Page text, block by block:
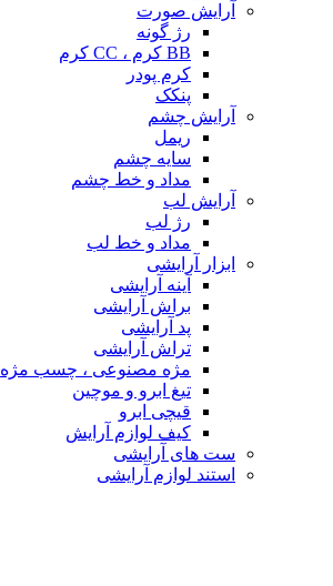
آرایش صورت
رژ گونه
BB کرم ، CC کرم
کرم پودر
پنکک
آرایش چشم
ریمل
سایه چشم
مداد و خط چشم
آرایش لب
رژ لب
مداد و خط لب
ابزار آرایشی
آینه آرایشی
براش آرایشی
پد آرایشی
تراش آرایشی
مژه مصنوعی ، چسب مژه
تیغ ابرو و موچین
قیچی ابرو
کیف لوازم آرایش
ست های آرایشی
استند لوازم آرایشی